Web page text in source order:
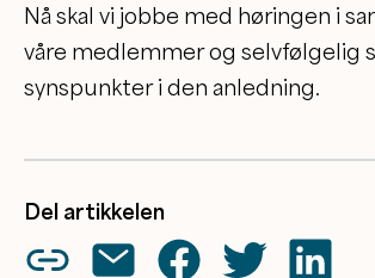
Nå skal vi jobbe med høringen i
våre medlemmer og selvfølgelig
synspunkter i den anledning.
Del artikkelen